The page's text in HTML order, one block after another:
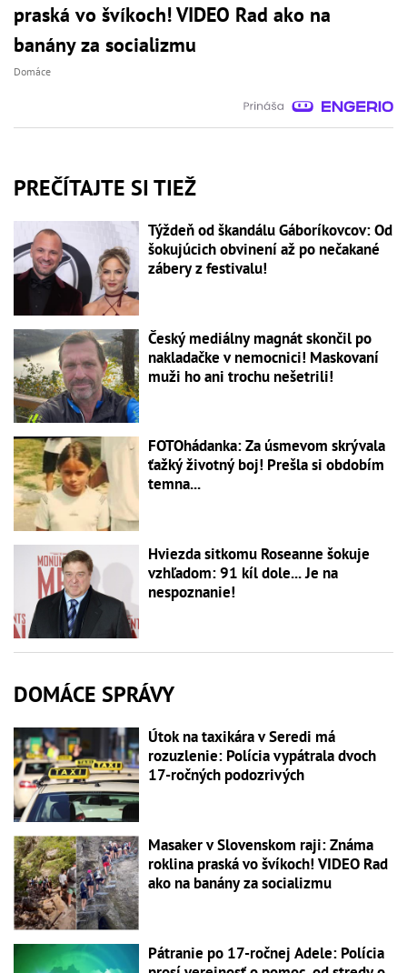
praská vo švíkoch! VIDEO Rad ako na
banány za socializmu
Domáce
PREČÍTAJTE SI TIEŽ
Týždeň od škandálu Gáboríkovcov: Od
šokujúcich obvinení až po nečakané
zábery z festivalu!
Český mediálny magnát skončil po
nakladačke v nemocnici! Maskovaní
muži ho ani trochu nešetrili!
FOTOhádanka: Za úsmevom skrývala
ťažký životný boj! Prešla si obdobím
temna...
Hviezda sitkomu Roseanne šokuje
vzhľadom: 91 kíl dole... Je na
nespoznanie!
DOMÁCE SPRÁVY
Útok na taxikára v Seredi má
rozuzlenie: Polícia vypátrala dvoch
17-ročných podozrivých
Masaker v Slovenskom raji: Známa
roklina praská vo švíkoch! VIDEO Rad
ako na banány za socializmu
Pátranie po 17-ročnej Adele: Polícia